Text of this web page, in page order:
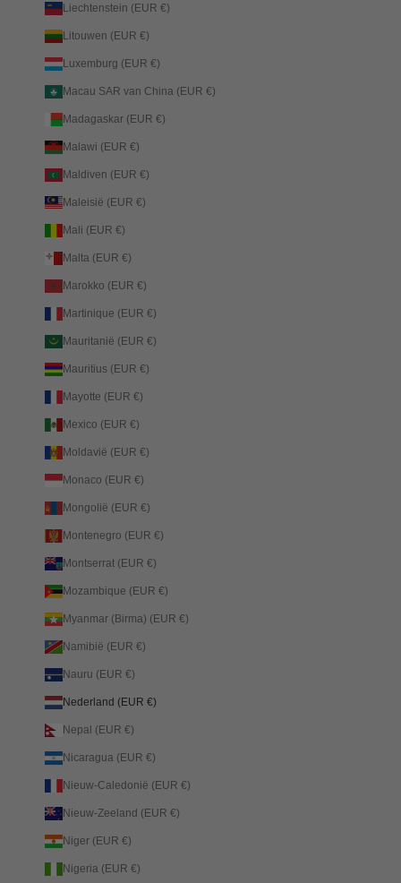
Liechtenstein (EUR €)
Litouwen (EUR €)
Luxemburg (EUR €)
Macau SAR van China (EUR €)
Madagaskar (EUR €)
Malawi (EUR €)
Maldiven (EUR €)
Maleisië (EUR €)
Mali (EUR €)
Malta (EUR €)
Marokko (EUR €)
Martinique (EUR €)
Mauritanië (EUR €)
Mauritius (EUR €)
Mayotte (EUR €)
Mexico (EUR €)
Moldavië (EUR €)
Monaco (EUR €)
Mongolië (EUR €)
Montenegro (EUR €)
Montserrat (EUR €)
Mozambique (EUR €)
Myanmar (Birma) (EUR €)
Namibië (EUR €)
Nauru (EUR €)
Nederland (EUR €)
Nepal (EUR €)
Nicaragua (EUR €)
Nieuw-Caledonië (EUR €)
Nieuw-Zeeland (EUR €)
Niger (EUR €)
Nigeria (EUR €)